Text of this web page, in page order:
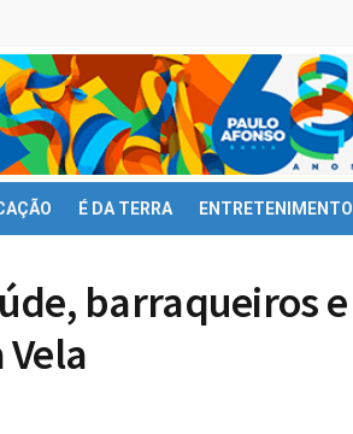
É DA TERRA ENTRETENIMENTO
barraqueiros e